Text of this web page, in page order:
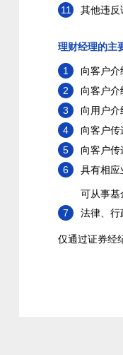
11
其他违反
理财经理的主
1
向客户
2
向客户
3
向用户
4
向客户
5
向客户
6
具有相应
可从事基
7
法律、行
仅通过证券经